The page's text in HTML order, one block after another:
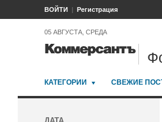
ВОЙТИ Регистрация
05 АВГУСТА, СРЕДА
КАТЕГОРИИ СВЕЖИЕ